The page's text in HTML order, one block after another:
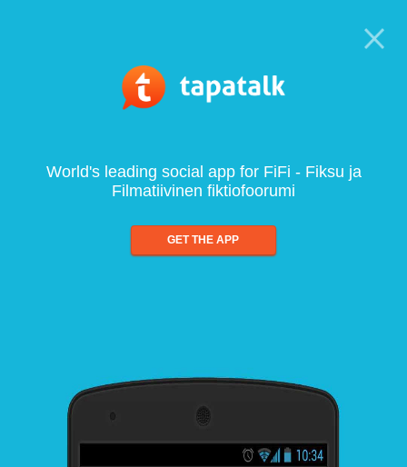
World's leading social app for FiFi - Fiksu ja
Filmatiivinen fiktiofoorumi
GET THE APP